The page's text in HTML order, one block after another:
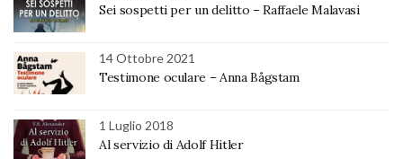
Sei sospetti per un delitto – Raffaele Malavasi
14 Ottobre 2021
Testimone oculare – Anna Bågstam
1 Luglio 2018
Al servizio di Adolf Hitler